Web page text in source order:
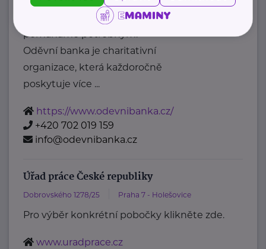
"Dáváme oblečení nový život,
pomáháme potřebným."
Oděvní banka je charitativní
organizace, která každoročně
poskytuje více ...
https://www.odevnibanka.cz/
+420 702 019 159
info@odevnibanka.cz
Úřad práce České republiky
Dobrovského 1278/25 Praha 7 - Holešovice
Pro výběr konkrétní pobočky klikněte zde.
www.uradprace.cz